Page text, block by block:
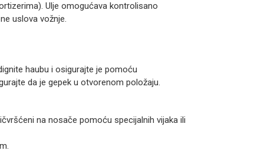
Ulje omogućava kontrolisano
uslova vožnje.
haubu i osigurajte je pomoću
da je gepek u otvorenom položaju.
na nosače pomoću specijalnih vijaka ili